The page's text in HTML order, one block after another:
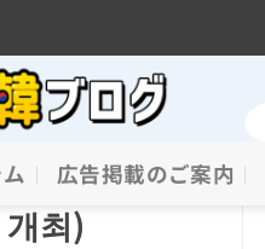
広告掲載のご案内
최)